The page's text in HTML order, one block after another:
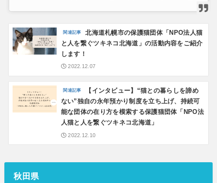
北海道札幌市の保護猫団体「NPO法人猫
と人を繋ぐツキネコ北海道」の活動内容をご紹介
します！
2022.12.07
【インタビュー】“猫との暮らしを諦め
ない”独自の永年預かり制度を立ち上げ、持続可
能な団体の在り方を模索する保護猫団体「NPO法
人猫と人を繋ぐツキネコ北海道」
2022.12.10
秋田県